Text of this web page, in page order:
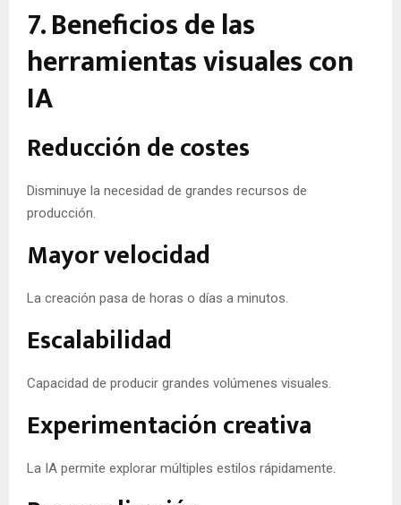
7. Beneficios de las
herramientas visuales con
IA
Reducción de costes
Disminuye la necesidad de grandes recursos de
producción.
Mayor velocidad
La creación pasa de horas o días a minutos.
Escalabilidad
Capacidad de producir grandes volúmenes visuales.
Experimentación creativa
La IA permite explorar múltiples estilos rápidamente.